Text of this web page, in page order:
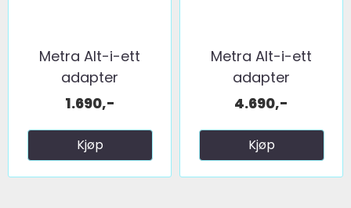
Metra Alt-i-ett
adapter
(u/multif.ratt) ...
1.690,-
Kjøp
Metra Alt-i-ett
adapter
(m/multif.ratt) ...
4.690,-
Kjøp